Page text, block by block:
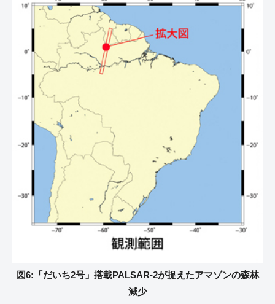
図6:「だいち2号」搭載PALSAR-2が捉えたアマゾンの森林
減少